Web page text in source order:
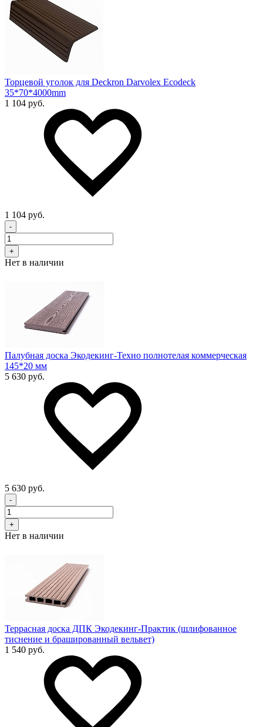
Торцевой уголок для Deckron Darvolex Ecodeck
35*70*4000mm
1 104 руб.
1 104 руб.
-
+
Нет в наличии
Палубная доска Экодекинг-Техно полнотелая коммерческая
145*20 мм
5 630 руб.
5 630 руб.
-
+
Нет в наличии
Террасная доска ДПК Экодекинг-Практик (шлифованное
тиснение и брашированный вельвет)
1 540 руб.